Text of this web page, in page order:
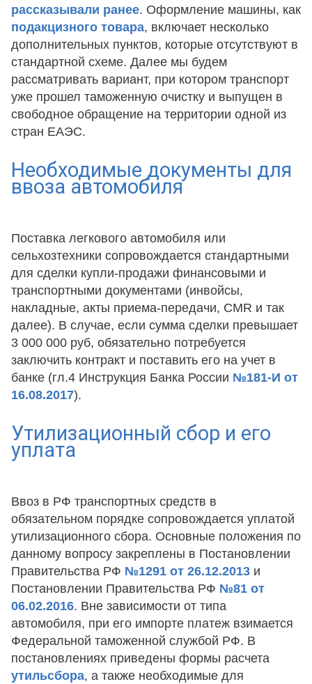
рассказывали ранее. Оформление машины, как
подакцизного товара, включает несколько
дополнительных пунктов, которые отсутствуют в
стандартной схеме. Далее мы будем
рассматривать вариант, при котором транспорт
уже прошел таможенную очистку и выпущен в
свободное обращение на территории одной из
стран ЕАЭС.
Необходимые документы для
ввоза автомобиля
Поставка легкового автомобиля или
сельхозтехники сопровождается стандартными
для сделки купли-продажи финансовыми и
транспортными документами (инвойсы,
накладные, акты приема-передачи, CMR и так
далее). В случае, если сумма сделки превышает
3 000 000 руб, обязательно потребуется
заключить контракт и поставить его на учет в
банке (гл.4 Инструкция Банка России №181-И от
16.08.2017).
Утилизационный сбор и его
уплата
Ввоз в РФ транспортных средств в
обязательном порядке сопровождается уплатой
утилизационного сбора. Основные положения по
данному вопросу закреплены в Постановлении
Правительства РФ №1291 от 26.12.2013 и
Постановлении Правительства РФ №81 от
06.02.2016. Вне зависимости от типа
автомобиля, при его импорте платеж взимается
Федеральной таможенной службой РФ. В
постановлениях приведены формы расчета
утильсбора, а также необходимые для